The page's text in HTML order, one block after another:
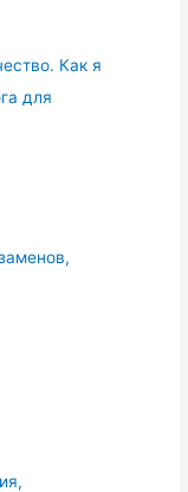
Как я
для